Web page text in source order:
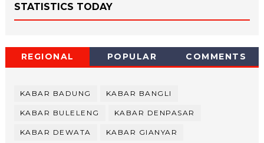
STATISTICS TODAY
REGIONAL POPULAR COMMENTS
KABAR BADUNG KABAR BANGLI
KABAR BULELENG KABAR DENPASAR
KABAR DEWATA KABAR GIANYAR